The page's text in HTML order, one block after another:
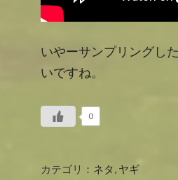
いやーサンプリングし
いですね。
0
カテゴリ： ネタ , ヤギ